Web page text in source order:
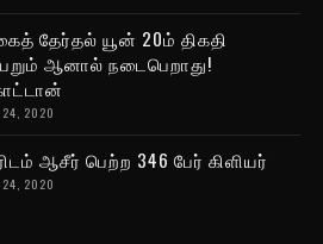
தேர்தல் யூன் 20ம் திகதி
ஆனால் நடைபெறாது!
24, 2020
ஆசீர் பெற்ற 346 பேர் கிளியர்
24, 2020